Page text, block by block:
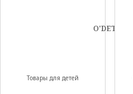
O'DETTO
Товары для детей